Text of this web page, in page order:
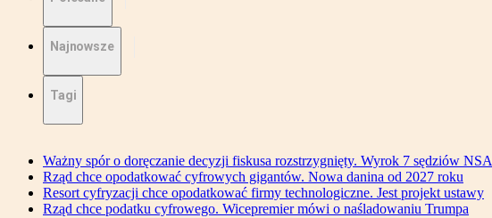
Najnowsze
Tagi
Ważny spór o doręczanie decyzji fiskusa rozstrzygnięty. Wyrok 7 sędziów NSA
Rząd chce opodatkować cyfrowych gigantów. Nowa danina od 2027 roku
Resort cyfryzacji chce opodatkować firmy technologiczne. Jest projekt ustawy
Rząd chce podatku cyfrowego. Wicepremier mówi o naśladowaniu Trumpa